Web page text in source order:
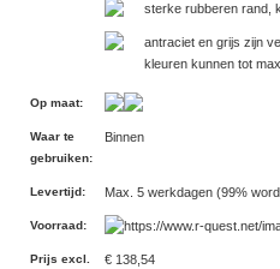
sterke rubberen rand,
antraciet en grijs zijn
kleuren kunnen tot
Op maat:
Waar te
gebruiken:
Binnen
Levertijd : Max. 5 werkdagen (99%
Voorraad :
Prijs excl.
€ 138,54